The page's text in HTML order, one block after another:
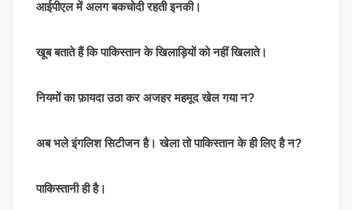
आईपीएल में अलग बकचोदी रहती इनकी।
खूब बताते हैं कि पाकिस्तान के खिलाड़ियों को नहीं खिलाते।
नियमों का फ़ायदा उठा कर अजहर महमूद खेल गया न?
अब भले इंगलिश सिटीजन है। खेला तो पाकिस्तान के ही लिए है न?
पाकिस्तानी ही है।